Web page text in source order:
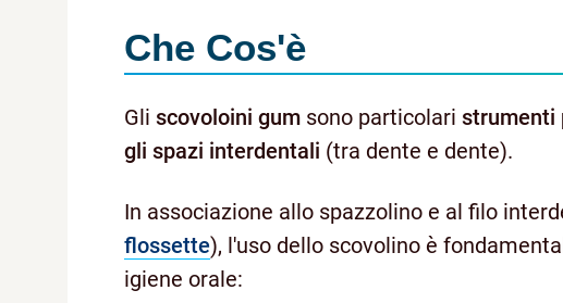
Che Cos'è
Gli scovoloini gum sono particolari strumenti
gli spazi interdentali (tra dente e dente).
In associazione allo spazzolino e al filo
flossette), l'uso dello scovolino è
igiene orale: